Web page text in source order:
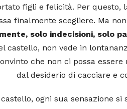
figli e felicità. Per
finalmente scegliere. Ma
solo indecisioni, solo
castello, non vede in
che non ci possa
dal desiderio di cacciare e
ogni sua sensazione